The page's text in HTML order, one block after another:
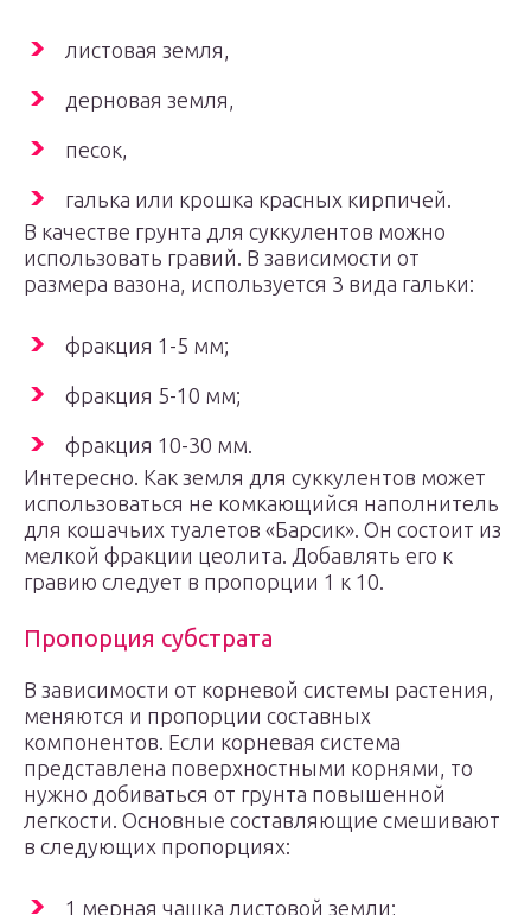
листовая земля,
дерновая земля,
песок,
галька или крошка красных кирпичей.
В качестве грунта для суккулентов можно
использовать гравий. В зависимости от
размера вазона, используется 3 вида гальки:
фракция 1-5 мм;
фракция 5-10 мм;
фракция 10-30 мм.
Интересно. Как земля для суккулентов может
использоваться не комкающийся наполнитель
для кошачьих туалетов «Барсик». Он состоит из
мелкой фракции цеолита. Добавлять его к
гравию следует в пропорции 1 к 10.
Пропорция субстрата
В зависимости от корневой системы растения,
меняются и пропорции составных
компонентов. Если корневая система
представлена поверхностными корнями, то
нужно добиваться от грунта повышенной
легкости. Основные составляющие смешивают
в следующих пропорциях:
1 мерная чашка листовой земли;